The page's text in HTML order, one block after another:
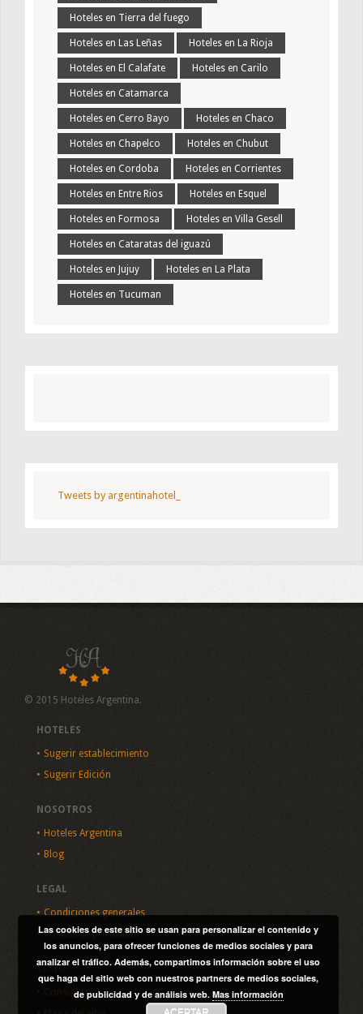
Hoteles en Tierra del fuego
Hoteles en Las Leñas Hoteles en La Rioja
Hoteles en El Calafate Hoteles en Carilo
Hoteles en Catamarca
Hoteles en Cerro Bayo Hoteles en Chaco
Hoteles en Chapelco Hoteles en Chubut
Hoteles en Cordoba Hoteles en Corrientes
Hoteles en Entre Rios Hoteles en Esquel
Hoteles en Formosa Hoteles en Villa Gesell
Hoteles en Cataratas del iguazú
Hoteles en Jujuy Hoteles en La Plata
Hoteles en Tucuman
Tweets by argentinahotel_
© 2015 Hoteles Argentina.
HOTELES
Sugerir establecimiento
Sugerir Edición
NOSOTROS
Hoteles Argentina
Blog
LEGAL
Condiciones generales
Política de privacidad
SITIO
Consultas
Las cookies de este sitio se usan para personalizar el contenido y
los anuncios, para ofrecer funciones de medios sociales y para
analizar el tráfico. Además, compartimos información sobre el uso
que haga del sitio web con nuestros partners de medios sociales,
de publicidad y de análisis web. Mas información